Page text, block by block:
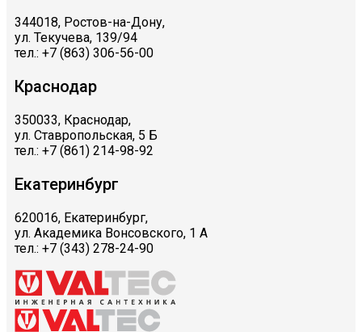
344018, Ростов-на-Дону,
ул. Текучева, 139/94
тел.: +7 (863) 306-56-00
Краснодар
350033, Краснодар,
ул. Ставропольская, 5 Б
тел.: +7 (861) 214-98-92
Екатеринбург
620016, Екатеринбург,
ул. Академика Вонсовского, 1 А
тел.: +7 (343) 278-24-90